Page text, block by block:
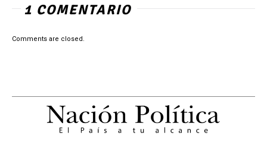
1 COMENTARIO
Comments are closed.